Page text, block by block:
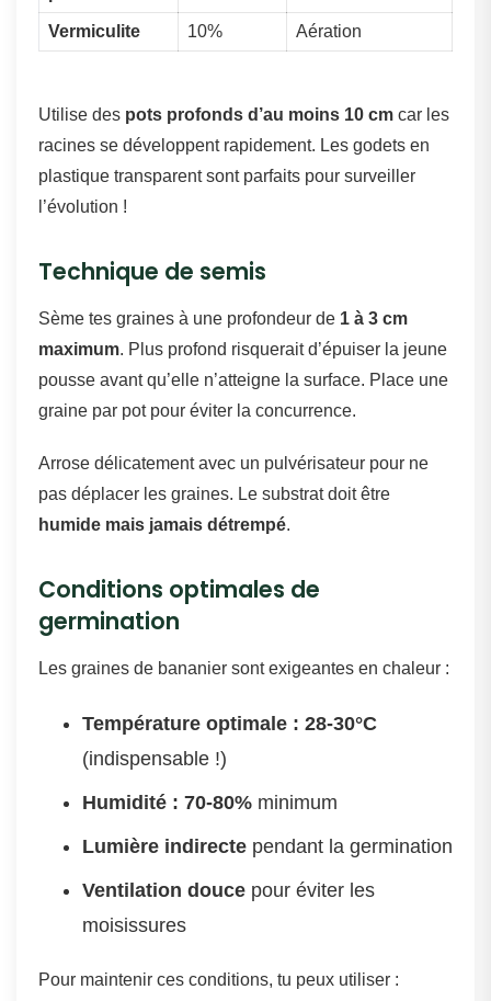
Vermiculite 10% Aération
Utilise des pots profonds d’au moins 10 cm car les
racines se développent rapidement. Les godets en
plastique transparent sont parfaits pour surveiller
l’évolution !
Technique de semis
Sème tes graines à une profondeur de 1 à 3 cm
maximum. Plus profond risquerait d’épuiser la jeune
pousse avant qu’elle n’atteigne la surface. Place une
graine par pot pour éviter la concurrence.
Arrose délicatement avec un pulvérisateur pour ne
pas déplacer les graines. Le substrat doit être
humide mais jamais détrempé.
Conditions optimales de
germination
Les graines de bananier sont exigeantes en chaleur :
Température optimale : 28-30°C
(indispensable !)
Humidité : 70-80% minimum
Lumière indirecte pendant la germination
Ventilation douce pour éviter les
moisissures
Pour maintenir ces conditions, tu peux utiliser :